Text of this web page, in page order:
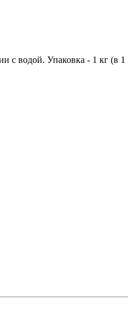
с водой. Упаковка - 1 кг (в 1